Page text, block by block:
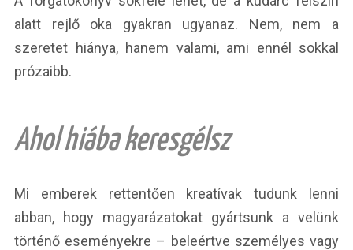
alatt rejlő oka gyakran ugyanaz. Nem, nem a
szeretet hiánya, hanem valami, ami ennél sokkal
prózaibb.
Ahol hiába keresgélsz
Mi emberek rettentően kreatívak tudunk lenni
abban, hogy magyarázatokat gyártsunk a velünk
történő eseményekre – beleértve személyes vagy